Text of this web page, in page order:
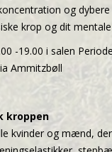
og
krop og dit mentale
-19.00 i salen
Ammitzbøll
kroppen
kvinder og mænd,